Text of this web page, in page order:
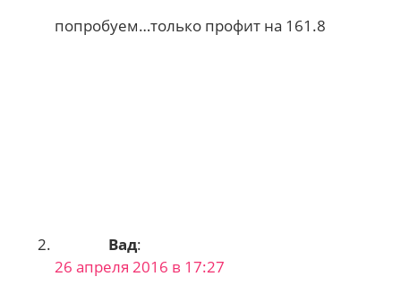
попробуем…только профит на 161.8
Вад:
26 апреля 2016 в 17:27